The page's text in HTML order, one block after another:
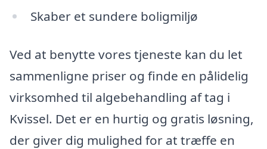
Skaber et sundere boligmiljø
Ved at benytte vores tjeneste kan du let
sammenligne priser og finde en pålidelig
virksomhed til algebehandling af tag i
Kvissel. Det er en hurtig og gratis løsning,
der giver dig mulighed for at træffe en